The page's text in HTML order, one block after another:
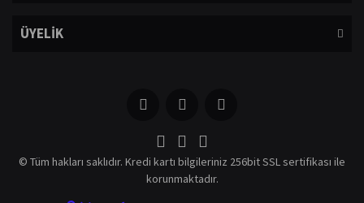
ÜYELİK
© Tüm hakları saklıdır. Kredi kartı bilgileriniz 256bit SSL sertifikası ile
korunmaktadır.